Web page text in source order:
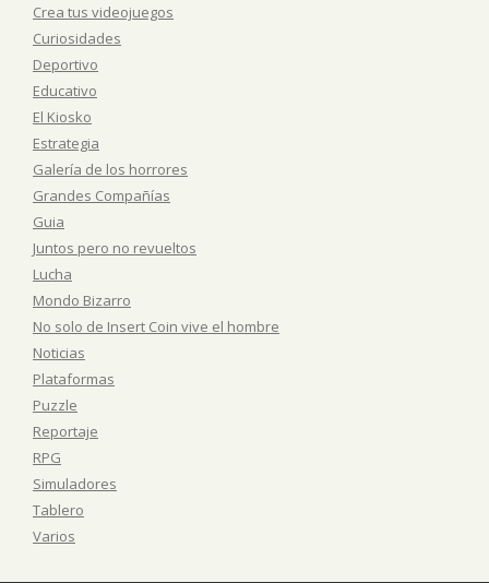
Crea tus videojuegos
Curiosidades
Deportivo
Educativo
El Kiosko
Estrategia
Galería de los horrores
Grandes Compañías
Guia
Juntos pero no revueltos
Lucha
Mondo Bizarro
No solo de Insert Coin vive el hombre
Noticias
Plataformas
Puzzle
Reportaje
RPG
Simuladores
Tablero
Varios